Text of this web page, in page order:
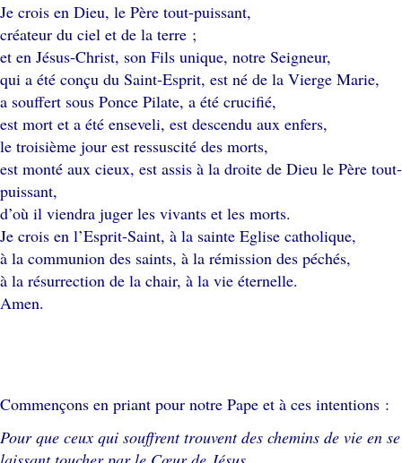
Je crois en Dieu, le Père tout-puissant,
créateur du ciel et de la terre ;
et en Jésus-Christ, son Fils unique, notre Seigneur,
qui a été conçu du Saint-Esprit, est né de la Vierge Marie,
a souffert sous Ponce Pilate, a été crucifié,
est mort et a été enseveli, est descendu aux enfers,
le troisième jour est ressuscité des morts,
est monté aux cieux, est assis à la droite de Dieu le Père tout-
puissant,
d’où il viendra juger les vivants et les morts.
Je crois en l’Esprit-Saint, à la sainte Eglise catholique,
à la communion des saints, à la rémission des péchés,
à la résurrection de la chair, à la vie éternelle.
Amen.
Commençons en priant pour notre Pape et à ces intentions :
Pour que ceux qui souffrent trouvent des chemins de vie en se